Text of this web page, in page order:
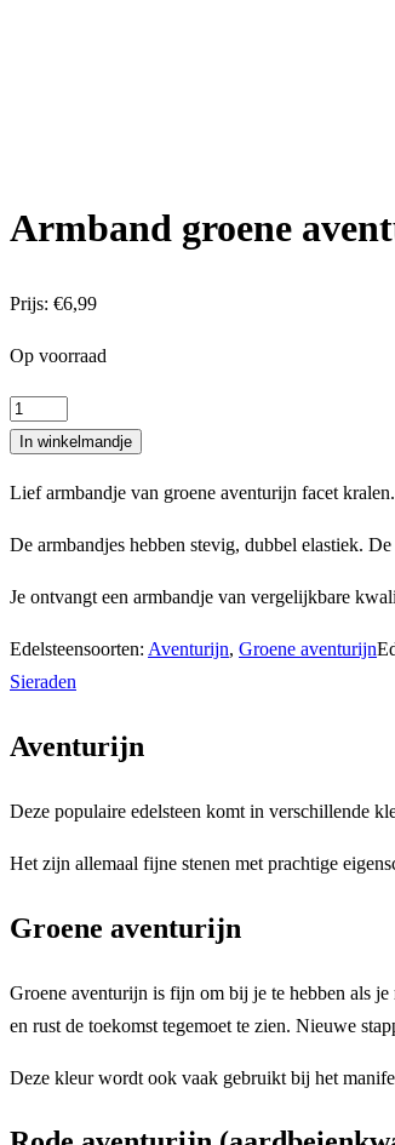
Armband groene
Prijs: €6,99
Op voorraad
Armband
groene
4mm
facet
In winkelmandje
Lief armbandje van groene aventurijn facet kralen.
De armbandjes hebben stevig, dubbel elastiek.
Je ontvangt een armbandje van vergelijkbare
Edelsteensoorten: Aventurijn, Groene aventurijn
Sieraden
Aventurijn
Deze populaire edelsteen komt in verschillende
Het zijn allemaal fijne stenen met prachtige
Groene aventurijn
Groene aventurijn is fijn om bij je te hebben als je
en rust de toekomst tegemoet te zien. Nieuwe
Deze kleur wordt ook vaak gebruikt bij het